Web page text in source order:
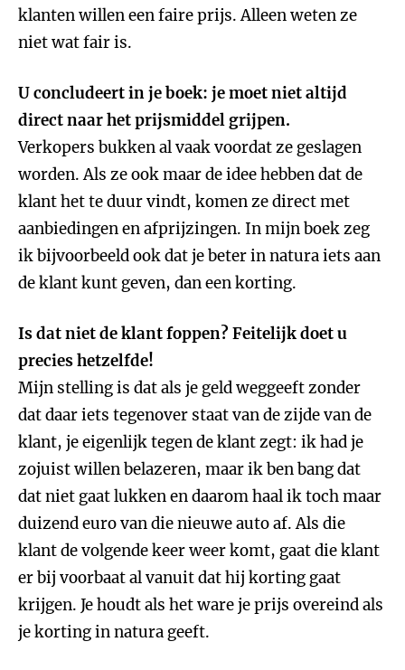
klanten willen een faire prijs. Alleen weten ze
niet wat fair is.
U concludeert in je boek: je moet niet altijd
direct naar het prijsmiddel grijpen.
Verkopers bukken al vaak voordat ze geslagen
worden. Als ze ook maar de idee hebben dat de
klant het te duur vindt, komen ze direct met
aanbiedingen en afprijzingen. In mijn boek zeg
ik bijvoorbeeld ook dat je beter in natura iets aan
de klant kunt geven, dan een korting.
Is dat niet de klant foppen? Feitelijk doet u
precies hetzelfde!
Mijn stelling is dat als je geld weggeeft zonder
dat daar iets tegenover staat van de zijde van de
klant, je eigenlijk tegen de klant zegt: ik had je
zojuist willen belazeren, maar ik ben bang dat
dat niet gaat lukken en daarom haal ik toch maar
duizend euro van die nieuwe auto af. Als die
klant de volgende keer weer komt, gaat die klant
er bij voorbaat al vanuit dat hij korting gaat
krijgen. Je houdt als het ware je prijs overeind als
je korting in natura geeft.